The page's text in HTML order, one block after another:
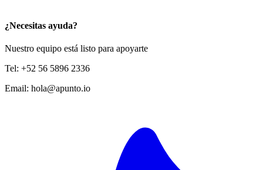
¿Necesitas ayuda?
Nuestro equipo está listo para apoyarte
Tel: +52 56 5896 2336
Email: hola@apunto.io